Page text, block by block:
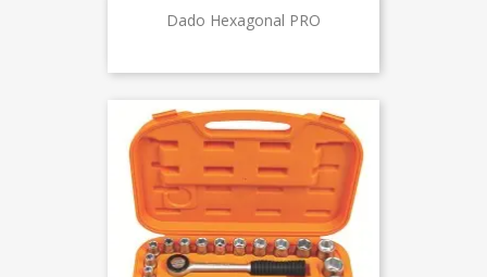
Dado Hexagonal PRO